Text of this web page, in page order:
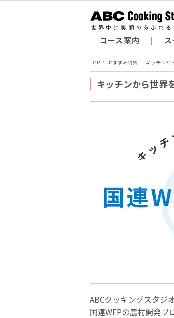
コース案内
TOP おすすめ特集 キッチンか
キッチンから世
ABCクッキングスタジ
国連WFPの農村開発プ